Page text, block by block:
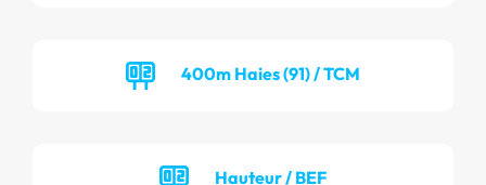
400m Haies (91) / TCM
Hauteur / BEF